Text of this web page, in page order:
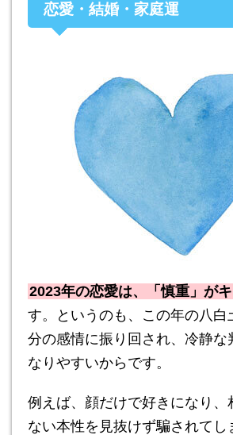
恋愛・結婚・家庭運
2023年の恋愛は、「慎重」が
す。というのも、この年の八白
分の感情に振り回され、冷静な
なりやすいからです。
例えば、顔だけで好きになり、
ない本性を見抜けず騙されてし